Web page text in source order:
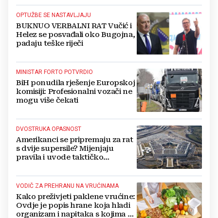
OPTUŽBE SE NASTAVLJAJU
BUKNUO VERBALNI RAT Vučić i
Helez se posvađali oko Bugojna,
padaju teške riječi
MINISTAR FORTO POTVRDIO
BiH ponudila rješenje Europskoj
komisiji: Profesionalni vozači ne
mogu više čekati
DVOSTRUKA OPASNOST
Amerikanci se pripremaju za rat
s dvije supersile? Mijenjaju
pravila i uvode taktičko
VODIČ ZA PREHRANU NA VRUĆINAMA
Kako preživjeti paklene vrućine:
Ovdje je popis hrane koja hladi
organizam i napitaka s kojima si